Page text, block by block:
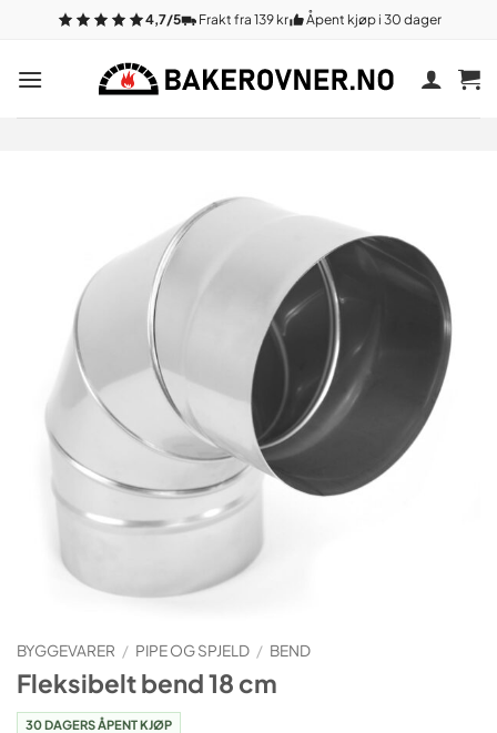
innhold
4,7/5 Frakt fra 139 kr Åpent kjøp i 30 dager
BYGGEVARER / PIPE OG SPJELD / BEND
Fleksibelt bend 18 cm
30 DAGERS ÅPENT KJØP